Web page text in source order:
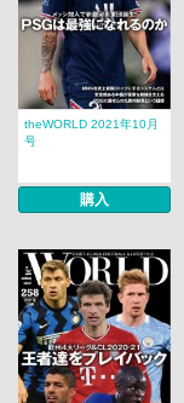
theWORLD 2021年10月
号
購入